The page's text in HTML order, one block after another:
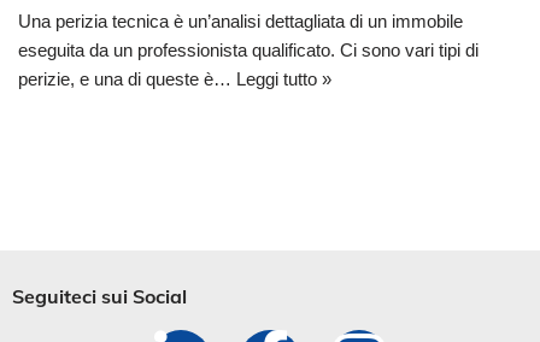
Una perizia tecnica è un’analisi dettagliata di un immobile
eseguita da un professionista qualificato. Ci sono vari tipi di
perizie, e una di queste è… Leggi tutto »
Seguiteci sui Social​